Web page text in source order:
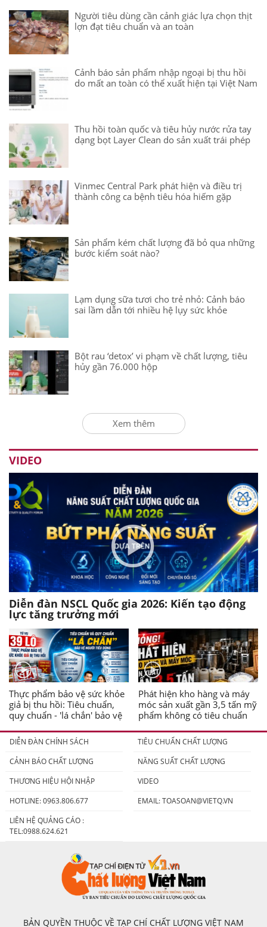
Người tiêu dùng cần cảnh giác lựa chọn thịt
lợn đạt tiêu chuẩn và an toàn
Cảnh báo sản phẩm nhập ngoại bị thu hồi
do mất an toàn có thể xuất hiện tại Việt Nam
Thu hồi toàn quốc và tiêu hủy nước rửa tay
dạng bọt Layer Clean do sản xuất trái phép
Vinmec Central Park phát hiện và điều trị
thành công ca bệnh tiêu hóa hiếm gặp
Sản phẩm kém chất lượng đã bỏ qua những
bước kiểm soát nào?
Lạm dụng sữa tươi cho trẻ nhỏ: Cảnh báo
sai lầm dẫn tới nhiều hệ lụy sức khỏe
Bột rau ‘detox’ vi phạm về chất lượng, tiêu
hủy gần 76.000 hộp
Xem thêm
VIDEO
Diễn đàn NSCL Quốc gia 2026: Kiến tạo động
lực tăng trưởng mới
Thực phẩm bảo vệ sức khỏe
giả bị thu hồi: Tiêu chuẩn,
quy chuẩn - 'lá chắn' bảo vệ
Phát hiện kho hàng và máy
móc sản xuất gần 3,5 tấn mỹ
phẩm không có tiêu chuẩn
DIỄN ĐÀN CHÍNH SÁCH
TIÊU CHUẨN CHẤT LƯỢNG
CẢNH BÁO CHẤT LƯỢNG
NĂNG SUẤT CHẤT LƯỢNG
THƯƠNG HIỆU HỘI NHẬP
VIDEO
HOTLINE: 0963.806.677
EMAIL:TOASOAN@VIETQ.VN
LIÊN HỆ QUẢNG CÁO :
TEL:0988.624.621
BẢN QUYỀN THUỘC VỀ TẠP CHÍ CHẤT LƯỢNG VIỆT NAM